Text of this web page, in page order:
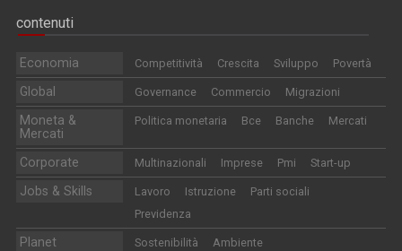
contenuti
Economia Competitività Crescita Sviluppo Povertà
Global Governance Commercio Migrazioni
Moneta &
Mercati
Politica monetaria Bce Banche Mercati
Corporate Multinazionali Imprese Pmi Start-up
Jobs & Skills Lavoro Istruzione
Parti sociali
Previdenza
Planet Sostenibilità Ambiente